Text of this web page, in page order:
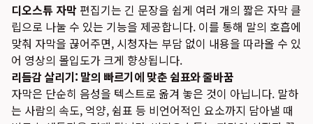
디오스튜 자막 편집기는 긴 문장을 쉽게 여러 개의 짧은 자막 클
립으로 나눌 수 있는 기능을 제공합니다. 이를 통해 말의 호흡에
맞춰 자막을 끊어주면, 시청자는 부담 없이 내용을 따라올 수 있
어 영상의 몰입도가 크게 향상됩니다.
리듬감 살리기: 말의 빠르기에 맞춘 쉼표와 줄바꿈
자막은 단순히 음성을 텍스트로 옮겨 놓은 것이 아닙니다. 말하
는 사람의 속도, 억양, 쉼표 등 비언어적인 요소까지 담아낼 때